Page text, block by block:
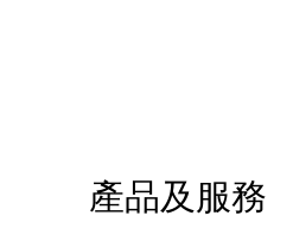
產品及服務